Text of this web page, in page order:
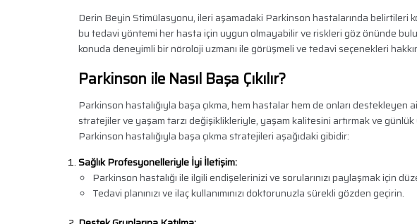
Derin Beyin Stimülasyonu, ileri aşamadaki Parkinson hastalarında belirtileri
bu tedavi yöntemi her hasta için uygun olmayabilir ve riskleri göz önünde
konuda deneyimli bir nöroloji uzmanı ile görüşmeli ve tedavi seçenekleri
Parkinson ile Nasıl Başa Çıkılır?
Parkinson hastalığıyla başa çıkma, hem hastalar hem de onları
stratejiler ve yaşam tarzı değişiklikleriyle, yaşam kalitesini artırmak ve
Parkinson hastalığıyla başa çıkma stratejileri aşağıdaki gibidir:
Sağlık Profesyonelleriyle İyi İletişim:
Parkinson hastalığı ile ilgili endişelerinizi ve sorularınızı paylaşmak için
Tedavi planınızı ve ilaç kullanımınızı doktorunuzla sürekli gözden geçirin.